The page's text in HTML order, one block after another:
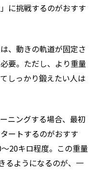
に挑戦するのがおすす
、動きの軌道が固定さ
要。ただし、より重量
しっかり鍛えたい人は
ニングする場合、最初
ートするのがおすす
20キロ程度。この重量
るようになるのが、一